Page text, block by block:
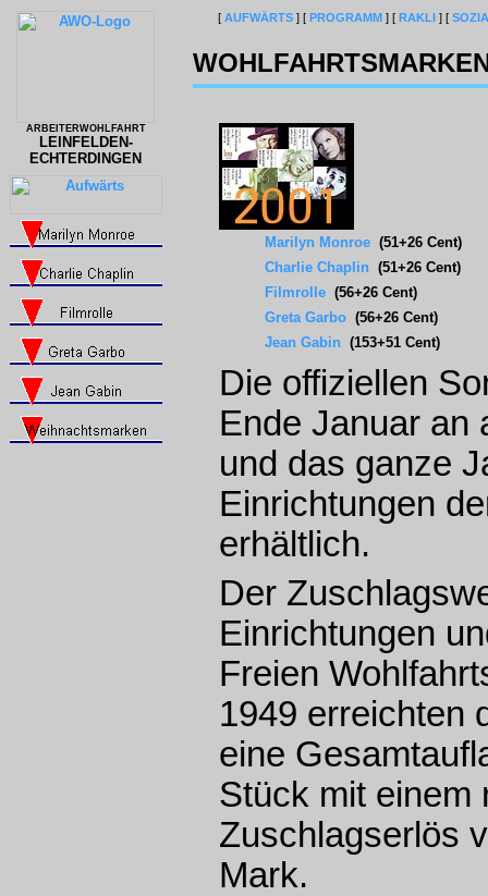
[ AUFWÄRTS ] [ PROGRAMM ] [ RAKLI ] [
ARBEITERWOHLFAHRT
LEINFELDEN-
ECHTERDINGEN
Marilyn Monroe (51+26 Cent)
Charlie Chaplin (51+26 Cent)
Filmrolle (56+26 Cent)
Greta Garbo (56+26 Cent)
Jean Gabin (153+51 Cent)
Die offiziellen
Ende Januar an
und das ganze
Einrichtungen
erhältlich.
Der
Einrichtungen
Freien
1949 erreichten
eine
Stück mit einem
Zuschlagserlös
Mark.